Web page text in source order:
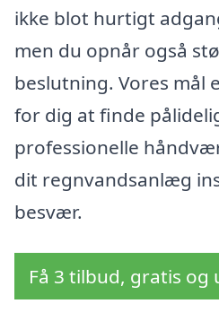
ikke blot hurtigt
men du opnår også
beslutning. Vores mål
for dig at finde
professionelle
dit regnvandsanlæg
besvær.
Få 3 tilbud, gratis